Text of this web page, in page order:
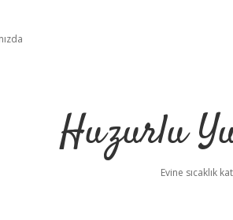
Huzurlu
Evine sıcaklık